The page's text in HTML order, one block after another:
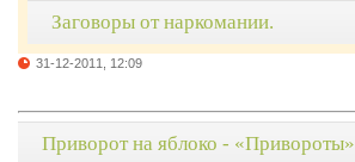
Заговоры от наркомании.
31-12-2011, 12:09
Приворот на яблоко - «Привороты»